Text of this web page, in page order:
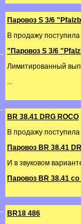
Паровоз S 3/6
В продажу
"Паровоз S 3/6
Лимитированный
...
BR 38.41 DRG ROCO
В продажу
Паровоз BR 38.41
И в звуковом
Паровоз BR 38.41
BR18 486